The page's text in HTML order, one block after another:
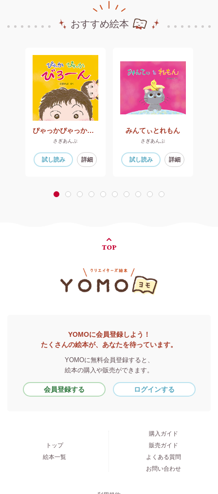
おすすめ絵本
ぴゃっかぴゃっかびろ〜ん
さぎあんぷ
試し読み 詳細
みんてぃとれもん
さぎあんぷ
試し読み 詳細
1 2 3 4 5 6 7 8 9 10
TOP
YOMOに会員登録しよう！
たくさんの絵本が、あなたを待っています。
YOMOに無料会員登録すると、
絵本の購入や販売ができます。
会員登録する ログインする
トップ
絵本一覧
購入ガイド
販売ガイド
よくある質問
お問い合わせ